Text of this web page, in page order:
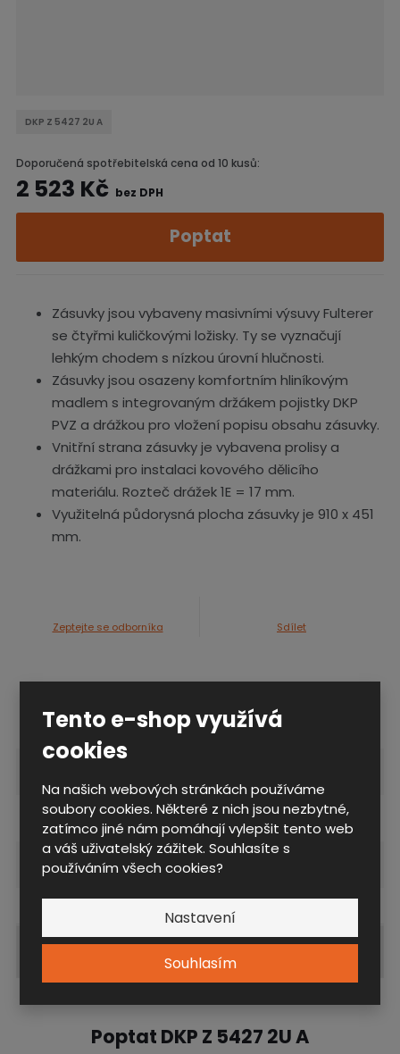
Tento e-shop využívá
cookies
Na našich webových stránkách používáme
soubory cookies. Některé z nich jsou nezbytné,
zatímco jiné nám pomáhají vylepšit tento web
a váš uživatelský zážitek. Souhlasíte s
používáním všech cookies?
Nastavení
Souhlasím
DKP Z 5427 2U A
Doporučená spotřebitelská cena od 10 kusů:
2 523 Kč bez DPH
Poptat
Zásuvky jsou vybaveny masivními výsuvy Fulterer
se čtyřmi kuličkovými ložisky. Ty se vyznačují
lehkým chodem s nízkou úrovní hlučnosti.
Zásuvky jsou osazeny komfortním hliníkovým
madlem s integrovaným držákem pojistky DKP
PVZ a drážkou pro vložení popisu obsahu zásuvky.
Vnitřní strana zásuvky je vybavena prolisy a
drážkami pro instalaci kovového dělicího
materiálu. Rozteč drážek 1E = 17 mm.
Využitelná půdorysná plocha zásuvky je 910 x 451
mm.
Zeptejte se odborníka Sdílet
Technické parametry
Vybavení kontejneru 3) Zásuvky
Výška čela zásuvky 2U
Poptat DKP Z 5427 2U A